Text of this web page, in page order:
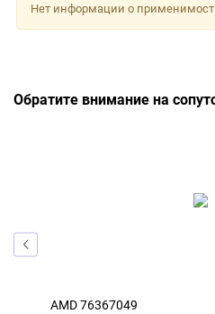
Нет информации о
Обратите внимание на
AMD 76367049